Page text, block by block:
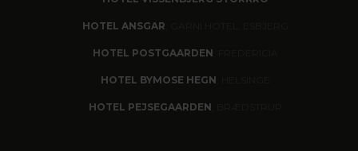
HOTEL ANSGAR
HOTEL POSTGAARDEN
HOTEL BYMOSE HEGN
HOTEL PEJSEGAARDEN